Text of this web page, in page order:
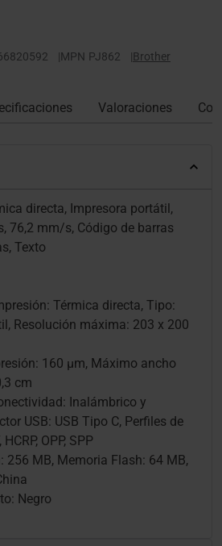
|MPN PJ862 |Brother
Valoraciones
directa, Impresora portátil,
76,2 mm/s, Código de barras
Texto
Térmica directa, Tipo:
Resolución máxima: 203 x 200
160 µm, Máximo ancho
cm
Inalámbrico y
USB: USB Tipo C, Perfiles de
OPP, SPP
256 MB, Memoria Flash: 64 MB,
Negro